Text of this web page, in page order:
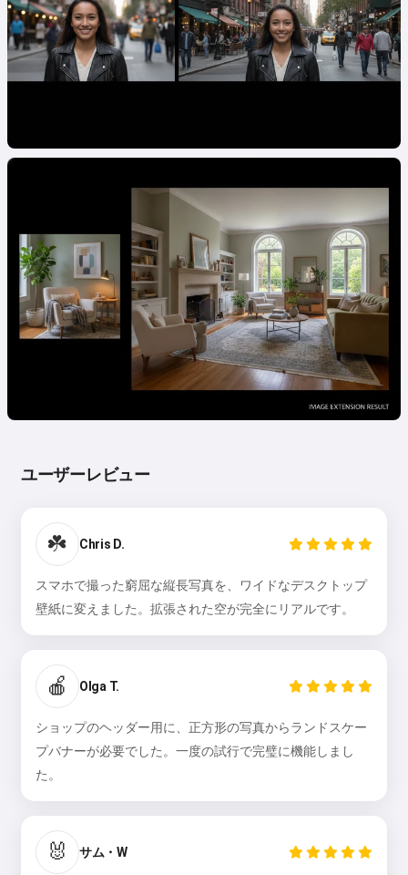
ユーザーレビュー
☘️ Chris D.
スマホで撮った窮屈な縦長写真を、ワイドなデスクトップ
壁紙に変えました。拡張された空が完全にリアルです。
🍎 Olga T.
ショップのヘッダー用に、正方形の写真からランドスケー
プバナーが必要でした。一度の試行で完璧に機能しまし
た。
🐰 サム・W